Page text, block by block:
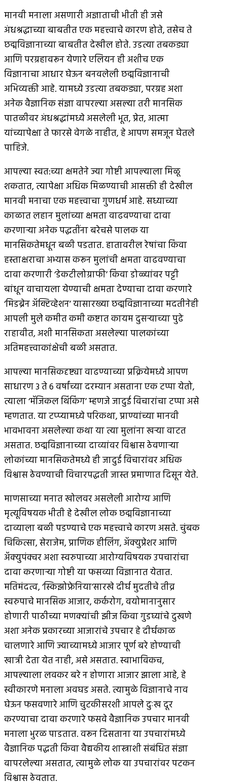
मानवी मनाला असणारी अज्ञाताची भीती ही जसे
अंधश्रद्धाच्या बाबतीत एक महत्त्वाचे कारण होते, तसेच ते
छद्मविज्ञानाच्या बाबतीत देखील होते. उडत्या तबकड्या
आणि परग्रहावरून येणारे एलियन ही अशीच एक
विज्ञानाचा आधार घेऊन बनवलेली छद्मविज्ञानाची
अभिव्यक्ती आहे. यामध्ये उडत्या तबकड्या, परग्रह अशा
अनेक वैज्ञानिक संज्ञा वापरल्या असल्या तरी मानसिक
पातळीवर अंधश्रद्धांमध्ये असलेली भूत, प्रेत, आत्मा
यांच्यापेक्षा ते फारसे वेगळे नाहीत, हे आपण समजून घेतले
पाहिजे.
आपल्या स्वत:च्या क्षमतेने ज्या गोष्टी आपल्याला मिळू
शकतात, त्यापेक्षा अधिक मिळण्याची आसक्ती ही देखील
मानवी मनाचा एक महत्त्वाचा गुणधर्म आहे. सध्याच्या
काळात लहान मुलांच्या क्षमता वाढवण्याचा दावा
करणार्‍या अनेक पद्धतींना बरेचसे पालक या
मानसिकतेमधून बळी पडतात. हातावरील रेषांचा किंवा
हस्ताक्षराचा अभ्यास करून मुलांची क्षमता वाढवण्याचा
दावा करणारी ‘डेकटीलोग्राफी’ किंवा डोळ्यांवर पट्टी
बांधून वाचायला येण्याची क्षमता देण्याचा दावा करणारे
‘मिडब्रेन अ‍ॅक्टिव्हेशन’ यासारख्या छद्मविज्ञानाच्या मदतीनेही
आपली मुले कमीत कमी कष्टात कायम दुसर्‍याच्या पुढे
राहावीत, अशी मानसिकता असलेल्या पालकांच्या
अतिमहत्त्वाकांक्षेची बळी असतात.
आपल्या मानसिकदृष्ट्या वाढण्याच्या प्रक्रियेमध्ये आपण
साधारण 3 ते 6 वर्षांच्या दरम्यान असताना एक टप्पा येतो,
त्याला ‘मॅजिकल थिंकिंग’ म्हणजे जादुई विचारांचा टप्पा असे
म्हणतात. या टप्प्यामध्ये परिकथा, प्राण्यांच्या मानवी
भावभावना असलेल्या कथा या त्या मुलांना खर्‍या वाटत
असतात. छद्मविज्ञानाच्या दाव्यांवर विश्वास ठेवणार्‍या
लोकांच्या मानसिकतेमध्ये ही जादुई विचारांवर अधिक
विश्वास ठेवण्याची विचारपद्धती जास्त प्रमाणात दिसून येते.
माणसाच्या मनात खोलवर असलेली आरोग्य आणि
मृत्यूविषयक भीती हे देखील लोक छद्मविज्ञानाच्या
दाव्याला बळी पडण्याचे एक महत्त्वाचे कारण असते. चुंबक
चिकित्सा, सेराजेम, प्राणिक हीलिंग, अ‍ॅक्युप्रेशर आणि
अ‍ॅक्युपंक्चर अशा स्वरुपाच्या आरोग्यविषयक उपचारांचा
दावा करणार्‍या गोष्टी या फसव्या विज्ञानात येतात.
मतिमंदत्व, ‘स्किझोफ्रेनिया’सारखे दीर्घ मुदतीचे तीव्र
स्वरुपाचे मानसिक आजार, कर्करोग, वयोमानानुसार
होणारी पाठीच्या मणक्यांची झीज किंवा गुडघ्यांचे दुखणे
अशा अनेक प्रकारच्या आजारांचे उपचार हे दीर्घकाळ
चालणारे आणि ज्याच्यामध्ये आजार पूर्ण बरे होण्याची
खात्री देता येत नाही, असे असतात. स्वाभाविकच,
आपल्याला लवकर बरे न होणारा आजार झाला आहे, हे
स्वीकारणे मनाला अवघड असते. त्यामुळे विज्ञानाचे नाव
घेऊन फसवणारे आणि चुटकीसरशी आपले दुःख दूर
करण्याचा दावा करणारे फसवे वैज्ञानिक उपचार मानवी
मनाला भुरळ पाडतात. वरून दिसताना या उपचारांमध्ये
वैज्ञानिक पद्धती किंवा वैद्यकीय शास्त्राशी संबंधित संज्ञा
वापरलेल्या असतात, त्यामुळे लोक या उपचारांवर पटकन
विश्वास ठेवतात.